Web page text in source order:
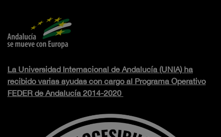
La Universidad Internacional de Andalucía (UNIA) ha
recibido varias ayudas con cargo al Programa Operativo
FEDER de Andalucía 2014-2020